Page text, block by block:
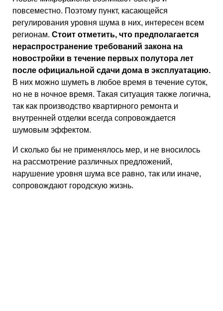
повсеместно. Поэтому пункт, касающейся
регулирования уровня шума в них, интересен всем
регионам. Стоит отметить, что предполагается
нераспространение требований закона на
новостройки в течение первых полутора лет
после официальной сдачи дома в эксплуатацию.
В них можно шуметь в любое время в течение суток,
но не в ночное время. Такая ситуация также логична,
так как производство квартирного ремонта и
внутренней отделки всегда сопровождается
шумовым эффектом.
И сколько бы не применялось мер, и не вносилось
на рассмотрение различных предложений,
нарушение уровня шума все равно, так или иначе,
сопровождают городскую жизнь.